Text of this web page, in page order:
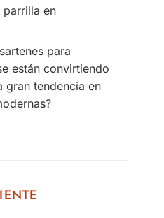
parrilla en
para
están convirtiendo
gran tendencia en